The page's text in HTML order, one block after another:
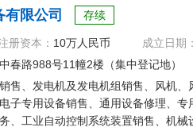
限公司 存续
册资本： 10万人民币
成立日期
春路988号11幢2楼（集中登记地）
售、发电机及发电机组销售、风机
子专用设备销售、通用设备修理、
、工业自动控制系统装置销售、机